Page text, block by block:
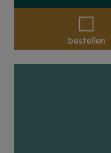
bestellen